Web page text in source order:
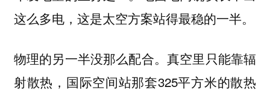
这么多电，这是太空方案站得最稳的一半。
物理的另一半没那么配合。真空里只能靠辐
射散热，国际空间站那套325平方米的散热